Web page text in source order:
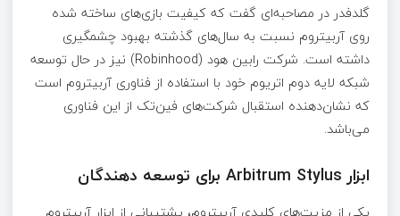
گلدفدر در مصاحبه‌ای گفت که کیفیت بازی‌های ساخته شده
روی آربیتروم نسبت به سال‌های گذشته بهبود چشمگیری
داشته است. شرکت رابین هود (Robinhood) نیز در حال توسعه
شبکه لایه دوم اتریوم خود با استفاده از فناوری آربیتروم است
که نشان‌دهنده استقبال شرکت‌های فین‌تک از این فناوری
می‌باشد.
ابزار Arbitrum Stylus برای توسعه دهندگان